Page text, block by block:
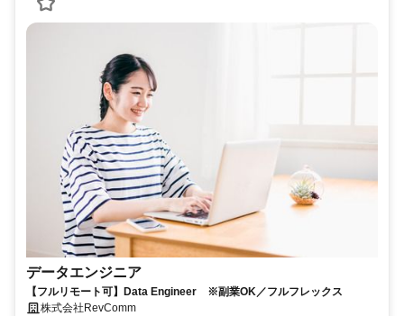
データエンジニア
【フルリモート可】Data Engineer ※副業OK／フルフレックス
株式会社RevComm